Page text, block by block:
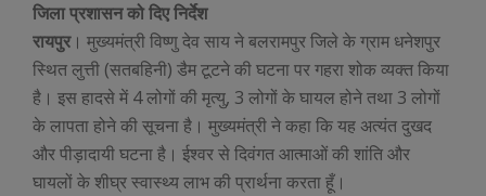
जिला प्रशासन को दिए निर्देश
रायपुर। मुख्यमंत्री विष्णु देव साय ने बलरामपुर जिले के ग्राम धनेशपुर
स्थित लुत्ती (सतबहिनी) डैम टूटने की घटना पर गहरा शोक व्यक्त किया
है। इस हादसे में 4 लोगों की मृत्यु, 3 लोगों के घायल होने तथा 3 लोगों
के लापता होने की सूचना है। मुख्यमंत्री ने कहा कि यह अत्यंत दुखद
और पीड़ादायी घटना है। ईश्वर से दिवंगत आत्माओं की शांति और
घायलों के शीघ्र स्वास्थ्य लाभ की प्रार्थना करता हूँ।